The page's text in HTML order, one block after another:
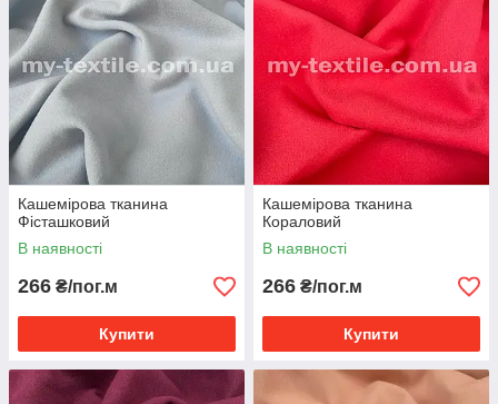
Кашемірова тканина
Фісташковий
В наявності
266 ₴/пог.м
Купити
Кашемірова тканина
Кораловий
В наявності
266 ₴/пог.м
Купити